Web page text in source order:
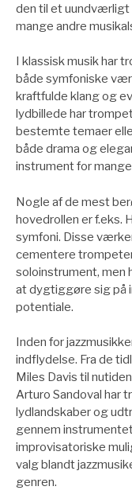
den til et uundværligt
mange andre
I klassisk musik har
både symfoniske
kraftfulde klang og
lydbillede har
bestemte temaer
både drama og
instrument for
Nogle af de mest
hovedrollen er f.eks.
symfoni. Disse
cementere
soloinstrument, men
at dygtiggøre sig på
potentiale.
Inden for
indflydelse. Fra de
Miles Davis til
Arturo Sandoval har
lydlandskaber og
gennem
improvisatoriske
valg blandt
genren.